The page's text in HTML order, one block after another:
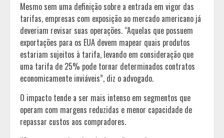
Mesmo sem uma definição sobre a entrada em vigor das
tarifas, empresas com exposição ao mercado americano já
deveriam revisar suas operações. “Aquelas que possuem
exportações para os EUA devem mapear quais produtos
estariam sujeitos à tarifa, levando em consideração que
uma tarifa de 25% pode tornar determinados contratos
economicamente inviáveis”, diz o advogado.
O impacto tende a ser mais intenso em segmentos que
operam com margens reduzidas e menor capacidade de
repassar custos aos compradores.